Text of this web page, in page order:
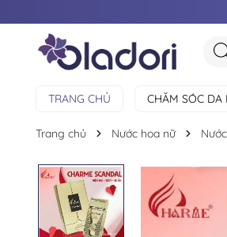
TRANG CHỦ CHĂM SÓC DA
Trang chủ Nước hoa nữ